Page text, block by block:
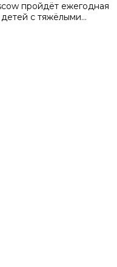
пройдёт ежегодная
с тяжёлыми…